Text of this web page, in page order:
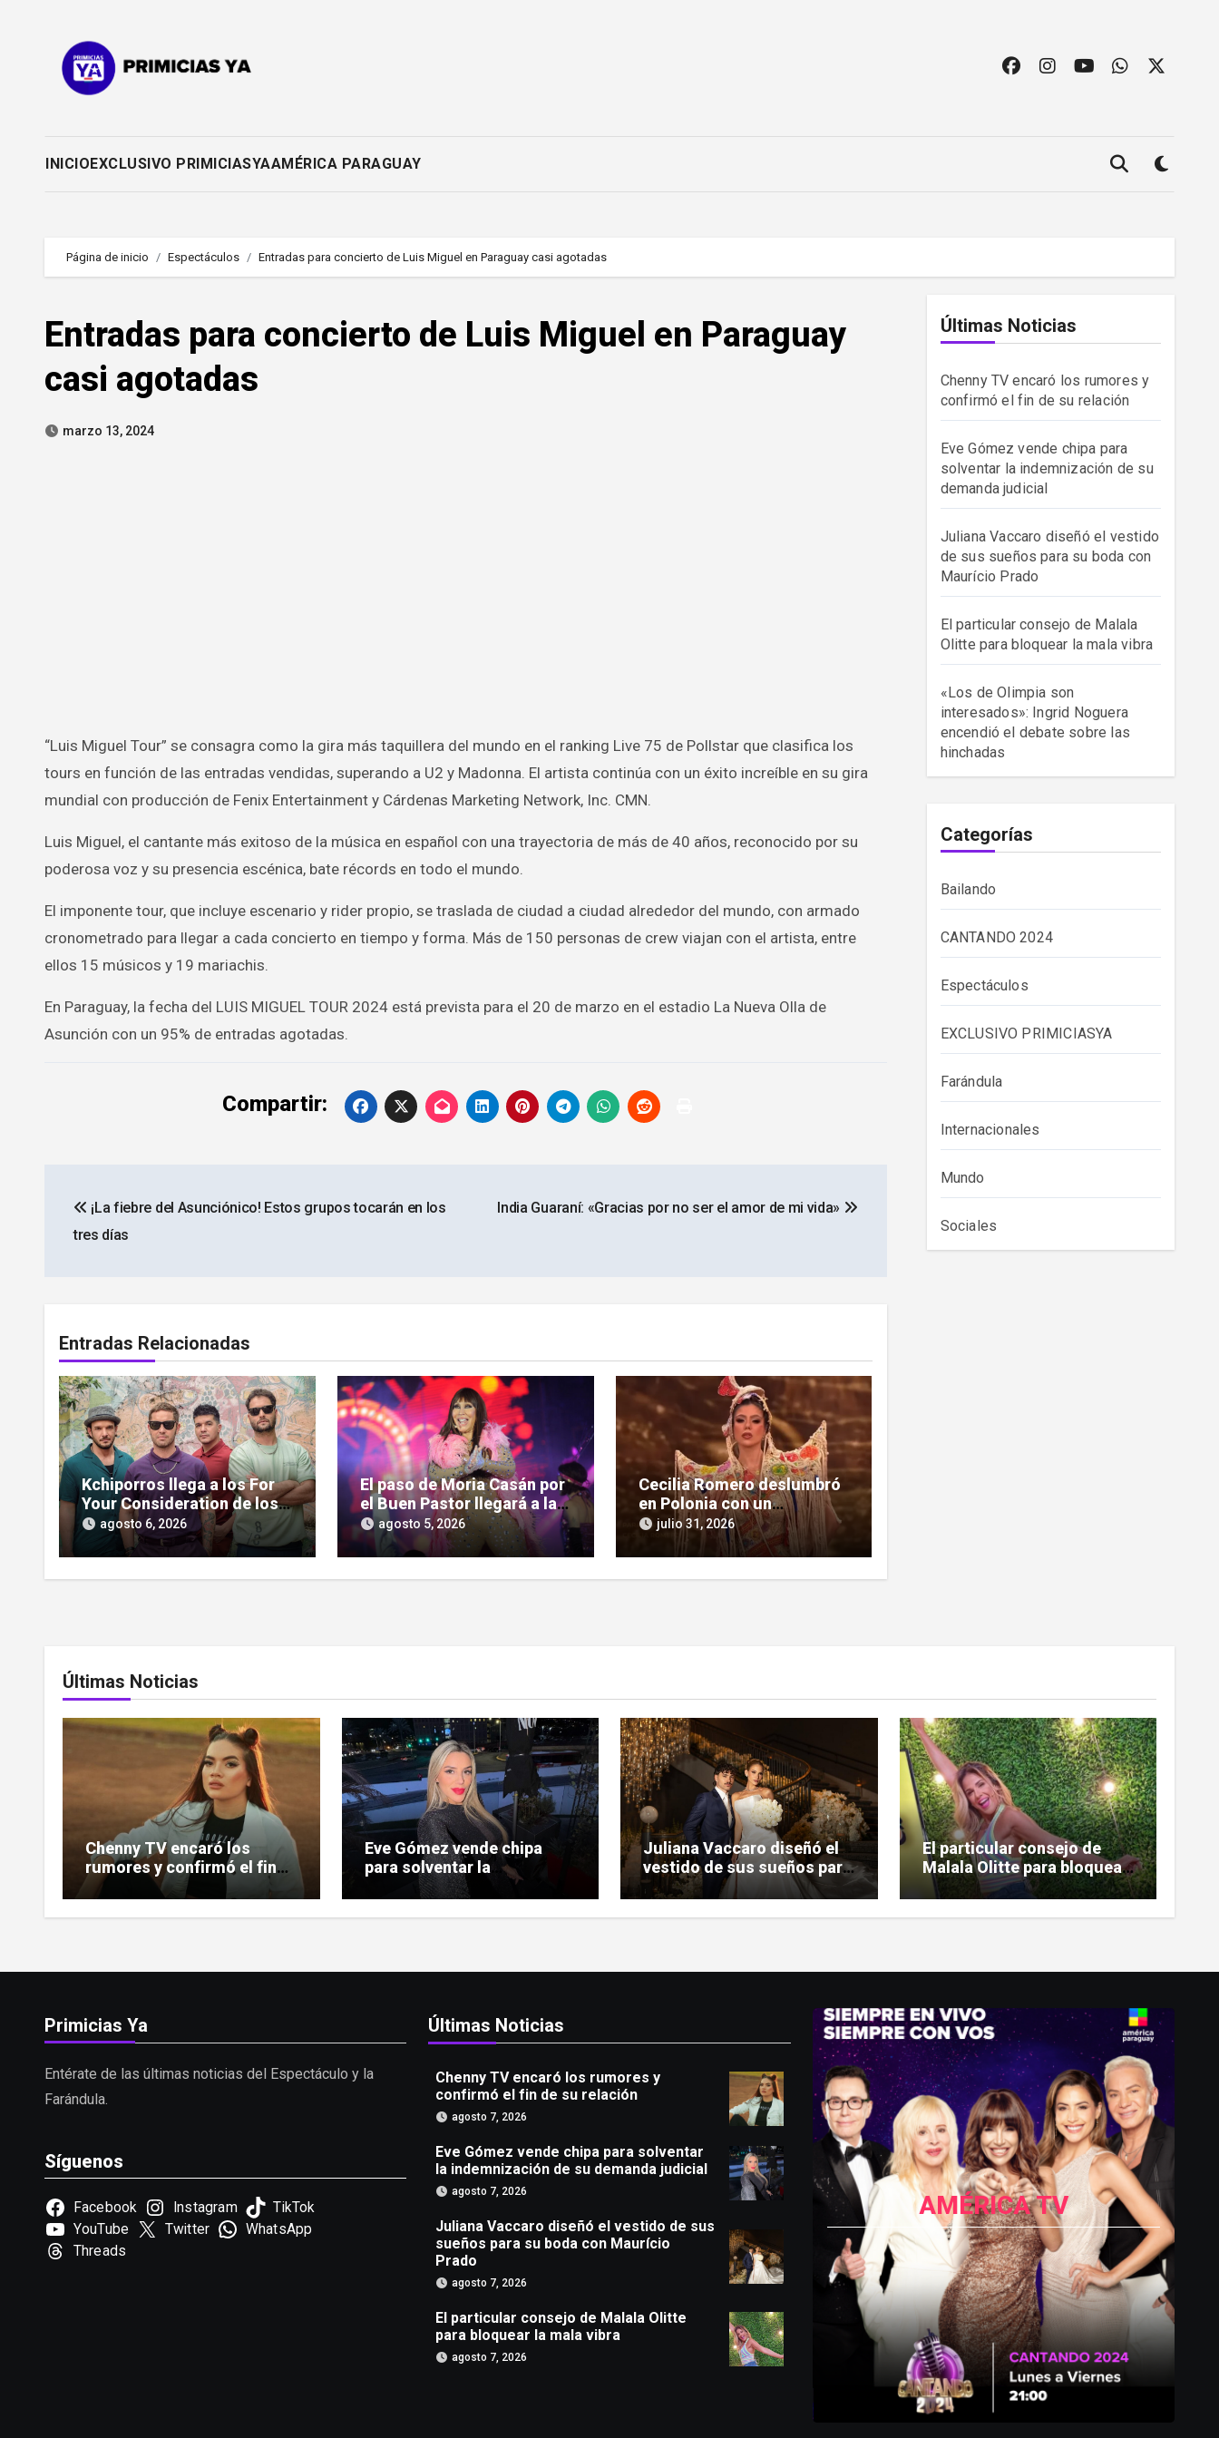
INICIOEXCLUSIVO PRIMICIASYAAMÉRICA PARAGUAY
Página de inicio Espectáculos Entradas para concierto de Luis Miguel en Paraguay casi agotadas
Entradas para concierto de Luis Miguel en Paraguay
casi agotadas
marzo 13, 2024
“Luis Miguel Tour” se consagra como la gira más taquillera del mundo en el ranking Live 75 de Pollstar que clasifica los
tours en función de las entradas vendidas, superando a U2 y Madonna. El artista continúa con un éxito increíble en su gira
mundial con producción de Fenix Entertainment y Cárdenas Marketing Network, Inc. CMN.
Luis Miguel, el cantante más exitoso de la música en español con una trayectoria de más de 40 años, reconocido por su
poderosa voz y su presencia escénica, bate récords en todo el mundo.
El imponente tour, que incluye escenario y rider propio, se traslada de ciudad a ciudad alrededor del mundo, con armado
cronometrado para llegar a cada concierto en tiempo y forma. Más de 150 personas de crew viajan con el artista, entre
ellos 15 músicos y 19 mariachis.
En Paraguay, la fecha del LUIS MIGUEL TOUR 2024 está prevista para el 20 de marzo en el estadio La Nueva Olla de
Asunción con un 95% de entradas agotadas.
Compartir:
de
¡La fiebre del Asunciónico! Estos grupos tocarán en los
tres días
India Guaraní: «Gracias por no ser el amor de mi vida»
Entradas Relacionadas
Kchiporros llega a los For
Your Consideration de los
Latin GRAMMY
agosto 6, 2026
El paso de Moria Casán por
el Buen Pastor llegará a la
pantalla chica en su nueva
serie documental
agosto 5, 2026
Cecilia Romero deslumbró
en Polonia con un
imponente homenaje a la
cultura guaraní
julio 31, 2026
Últimas Noticias
Chenny TV encaró los rumores y
confirmó el fin de su relación
Eve Gómez vende chipa para
solventar la indemnización de su
demanda judicial
Juliana Vaccaro diseñó el vestido
de sus sueños para su boda con
Maurício Prado
El particular consejo de Malala
Olitte para bloquear la mala vibra
«Los de Olimpia son
interesados»: Ingrid Noguera
encendió el debate sobre las
hinchadas
Categorías
Bailando
CANTANDO 2024
Espectáculos
EXCLUSIVO PRIMICIASYA
Farándula
Internacionales
Mundo
Sociales
Últimas Noticias
Chenny TV encaró los
rumores y confirmó el fin
de su relación
Eve Gómez vende chipa
para solventar la
indemnización de su
demanda judicial
Juliana Vaccaro diseñó el
vestido de sus sueños para
su boda con Maurício
Prado
El particular consejo de
Malala Olitte para bloquear
la mala vibra
Primicias Ya
Entérate de las últimas noticias del Espectáculo y la
Farándula.
Síguenos
Facebook Instagram
TikTok
YouTube
Twitter
WhatsApp
Threads
Últimas Noticias
Chenny TV encaró los rumores y
confirmó el fin de su relación
agosto 7, 2026
Eve Gómez vende chipa para solventar
la indemnización de su demanda judicial
agosto 7, 2026
Juliana Vaccaro diseñó el vestido de sus
sueños para su boda con Maurício
Prado
agosto 7, 2026
El particular consejo de Malala Olitte
para bloquear la mala vibra
agosto 7, 2026
AMÉRICA TV